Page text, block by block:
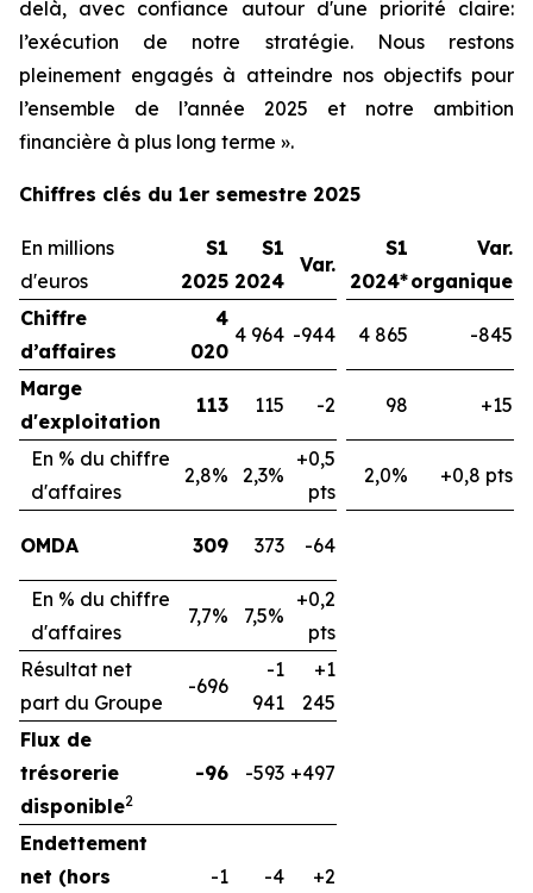
delà, avec confiance autour d'une priorité claire:
l’exécution de notre stratégie. Nous restons
pleinement engagés à atteindre nos objectifs pour
l’ensemble de l’année 2025 et notre ambition
financière à plus long terme ».
Chiffres clés du 1er semestre 2025
En millions
d'euros
S1
2025
S1
2024
Var.
S1
2024*
Var.
organique
Chiffre
d’affaires
4
020
4 964 -944 4 865 -845
Marge
d'exploitation
113 115 -2 98 +15
En % du chiffre
d'affaires
2,8% 2,3%
+0,5
pts
2,0% +0,8 pts
OMDA 309 373 -64
En % du chiffre
d'affaires
7,7% 7,5%
+0,2
pts
Résultat net
part du Groupe
-696
-1
941
+1
245
Flux de
trésorerie
disponible2
-96 -593 +497
Endettement
net (hors
-1 -4 +2